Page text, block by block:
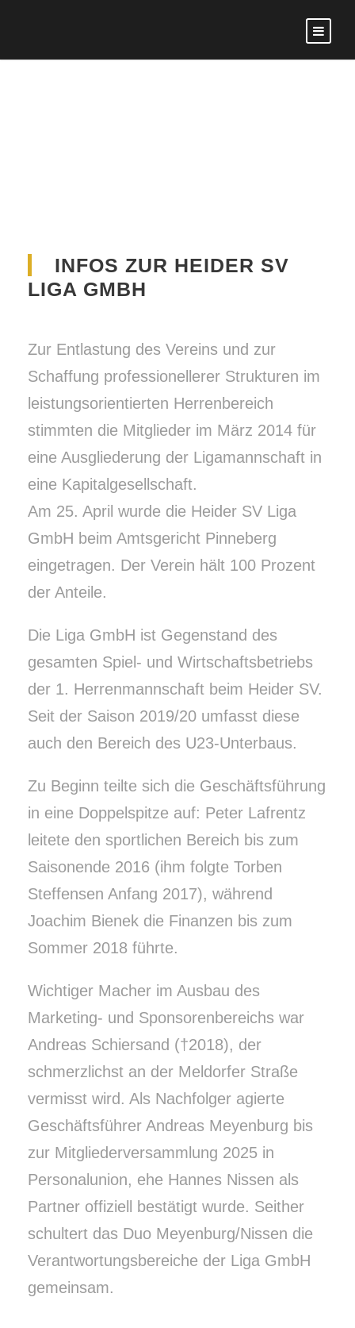
INFOS ZUR HEIDER SV
LIGA GMBH
Zur Entlastung des Vereins und zur
Schaffung professionellerer Strukturen im
leistungsorientierten Herrenbereich
stimmten die Mitglieder im März 2014 für
eine Ausgliederung der Ligamannschaft in
eine Kapitalgesellschaft.
Am 25. April wurde die Heider SV Liga
GmbH beim Amtsgericht Pinneberg
eingetragen. Der Verein hält 100 Prozent
der Anteile.
Die Liga GmbH ist Gegenstand des
gesamten Spiel- und Wirtschaftsbetriebs
der 1. Herrenmannschaft beim Heider SV.
Seit der Saison 2019/20 umfasst diese
auch den Bereich des U23-Unterbaus.
Zu Beginn teilte sich die Geschäftsführung
in eine Doppelspitze auf: Peter Lafrentz
leitete den sportlichen Bereich bis zum
Saisonende 2016 (ihm folgte Torben
Steffensen Anfang 2017), während
Joachim Bienek die Finanzen bis zum
Sommer 2018 führte.
Wichtiger Macher im Ausbau des
Marketing- und Sponsorenbereichs war
Andreas Schiersand (†2018), der
schmerzlichst an der Meldorfer Straße
vermisst wird. Als Nachfolger agierte
Geschäftsführer Andreas Meyenburg bis
zur Mitgliederversammlung 2025 in
Personalunion, ehe Hannes Nissen als
Partner offiziell bestätigt wurde. Seither
schultert das Duo Meyenburg/Nissen die
Verantwortungsbereiche der Liga GmbH
gemeinsam.